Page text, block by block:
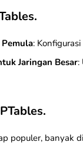
:
Jaringan Besar:
populer, banyak